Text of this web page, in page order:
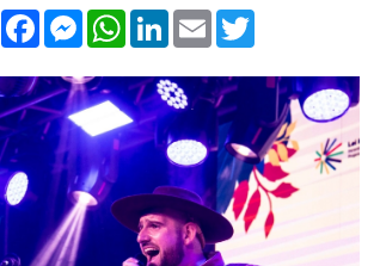
Compartilhar
FacebookMessenger
WhatsApp
LinkedIn
Email